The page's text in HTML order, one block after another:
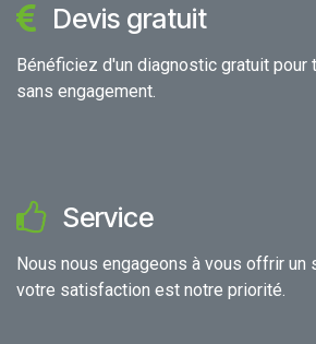
Devis gratuit
Bénéficiez d'un diagnostic gratuit pour
sans engagement.
Service
Nous nous engageons à vous offrir un
votre satisfaction est notre priorité.